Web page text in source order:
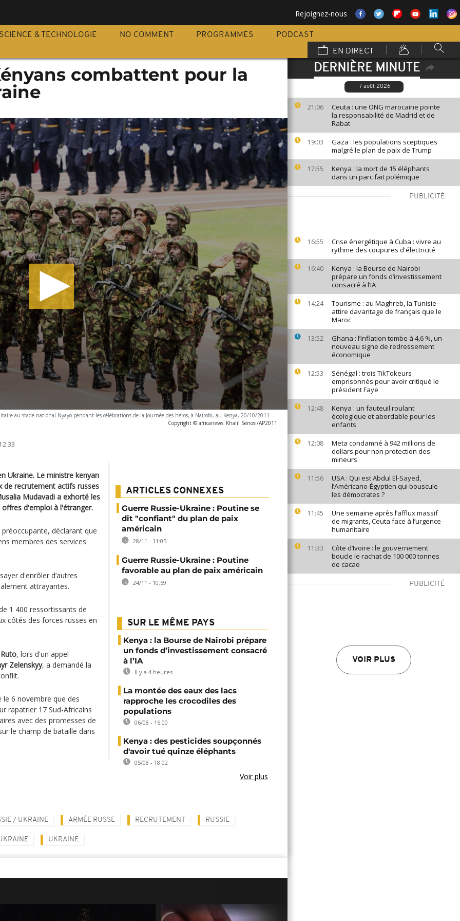
Rejoignez-nous
SCIENCE & TECHNOLOGIE NO COMMENT PROGRAMMES
PODCAST
EN DIRECT
DERNIÈRE MINUTE
7 août 2026
21:06
Ceuta : une ONG marocaine pointe
la responsabilité de Madrid et de
Rabat
19:03
Gaza : les populations sceptiques
malgré le plan de paix de Trump
17:55
Kenya : la mort de 15 éléphants
dans un parc fait polémique
PUBLICITÉ
16:55
Crise énergétique à Cuba : vivre au
rythme des coupures d'électricité
16:40
Kenya : la Bourse de Nairobi
prépare un fonds d’investissement
consacré à l’IA
14:24
Tourisme : au Maghreb, la Tunisie
attire davantage de français que le
Maroc
13:52
Ghana : l’inflation tombe à 4,6 %, un
nouveau signe de redressement
économique
12:53
Sénégal : trois TikTokeurs
emprisonnés pour avoir critiqué le
président Faye
12:48
Kenya : un fauteuil roulant
écologique et abordable pour les
enfants
12:08
Meta condamné à 942 millions de
dollars pour non protection des
mineurs
11:56
USA : Qui est Abdul El-Sayed,
l’Américano-Égyptien qui bouscule
les démocrates ?
11:45
Une semaine après l’afflux massif
de migrants, Ceuta face à l’urgence
humanitaire
11:33
Côte d’Ivoire : le gouvernement
boucle le rachat de 100 000 tonnes
de cacao
PUBLICITÉ
VOIR PLUS
combattent pour la
au stade national Nyayo pendant les célébrations de la Journée des héros, à Nairobi, au Kenya, 20/10/2011 -
Copyright © africanews Khalil Senosi/AP2011
Ukraine. Le ministre kenyan
de recrutement actifs russes
Mudavadi a exhorté les
d'emploi à l'étranger.
déclarant que
membres des services
d'enrôler d’autres
attrayantes.
1 400 ressortissants de
côtés des forces russes en
, lors d'un appel
Zelenskyy, a demandé la
6 novembre que des
rapatrier 17 Sud-Africains
avec des promesses de
le champ de bataille dans
ARTICLES CONNEXES
Guerre Russie-Ukraine : Poutine se
dit "confiant" du plan de paix
américain
28/11 - 11:05
Guerre Russie-Ukraine : Poutine
favorable au plan de paix américain
24/11 - 10:59
SUR LE MÊME PAYS
Kenya : la Bourse de Nairobi prépare
un fonds d’investissement consacré
à l’IA
Il y a 4 heures
La montée des eaux des lacs
rapproche les crocodiles des
populations
06/08 - 16:00
Kenya : des pesticides soupçonnés
d'avoir tué quinze éléphants
05/08 - 18:02
Voir plus
/ UKRAINE ARMÉE RUSSE RECRUTEMENT RUSSIE
UKRAINE